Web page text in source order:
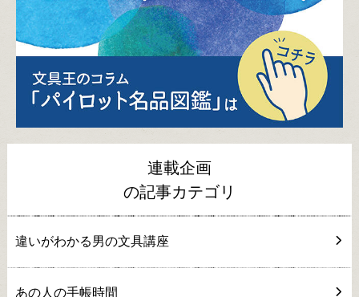
連載企画
の記事カテゴリ
違いがわかる男の文具講座
あの人の手帳時間